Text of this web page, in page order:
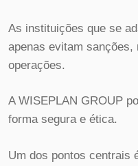
As instituições que se
apenas evitam
operações.
A WISEPLAN GROUP
forma segura e ética.
Um dos pontos centrais